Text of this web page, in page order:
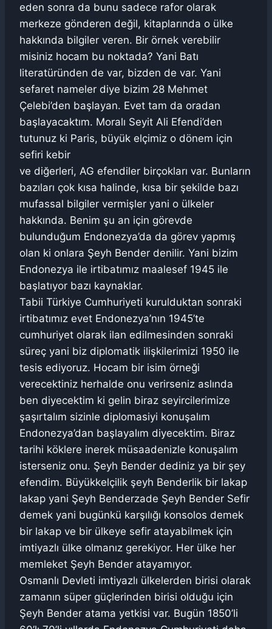
eden sonra da bunu sadece rafor olarak
merkeze gönderen değil, kitaplarında o ülke
hakkında bilgiler veren. Bir örnek verebilir
misiniz hocam bu noktada? Yani Batı
literatüründen de var, bizden de var. Yani
sefaret nameler diye bizim 28 Mehmet
Çelebi’den başlayan. Evet tam da oradan
başlayacaktım. Moralı Seyit Ali Efendi’den
tutunuz ki Paris, büyük elçimiz o dönem için
sefiri kebir
ve diğerleri, AG efendiler birçokları var. Bunların
bazıları çok kısa halinde, kısa bir şekilde bazı
mufassal bilgiler vermişler yani o ülkeler
hakkında. Benim şu an için görevde
bulunduğum Endonezya’da da görev yapmış
olan ki onlara Şeyh Bender denilir. Yani bizim
Endonezya ile irtibatımız maalesef 1945 ile
başlatıyor bazı kaynaklar.
Tabii Türkiye Cumhuriyeti kurulduktan sonraki
irtibatımız evet Endonezya’nın 1945’te
cumhuriyet olarak ilan edilmesinden sonraki
süreç yani biz diplomatik ilişkilerimizi 1950 ile
tesis ediyoruz. Hocam bir isim örneği
verecektiniz herhalde onu verirseniz aslında
ben diyecektim ki gelin biraz seyircilerimize
şaşırtalım sizinle diplomasiyi konuşalım
Endonezya’dan başlayalım diyecektim. Biraz
tarihi köklere inerek müsaadenizle konuşalım
isterseniz onu. Şeyh Bender dediniz ya bir şey
efendim. Büyükkelçilik şeyh Benderlik bir lakap
lakap yani Şeyh Benderzade Şeyh Bender Sefir
demek yani bugünkü karşılığı konsolos demek
bir lakap ve bir ülkeye sefir atayabilmek için
imtiyazlı ülke olmanız gerekiyor. Her ülke her
memleket Şeyh Bender atayamıyor.
Osmanlı Devleti imtiyazlı ülkelerden birisi olarak
zamanın süper güçlerinden birisi olduğu için
Şeyh Bender atama yetkisi var. Bugün 1850’li